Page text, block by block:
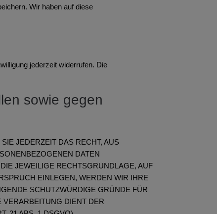
Wir haben auf diese
jederzeit widerrufen. Die
sowie gegen
JEDERZEIT DAS RECHT, AUS
DATEN
JEWEILIGE RECHTSGRUNDLAGE, AUF
EINLEGEN, WERDEN WIR IHRE
SCHUTZWÜRDIGE GRÜNDE FÜR
DIENT DER